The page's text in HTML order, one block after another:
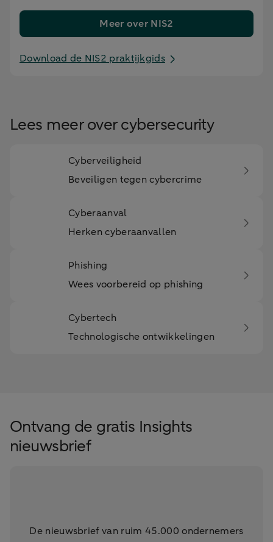
Meer over NIS2
Download de NIS2 praktijkgids
Lees meer over cybersecurity
Cyberveiligheid
Beveiligen tegen cybercrime
Cyberaanval
Herken cyberaanvallen
Phishing
Wees voorbereid op phishing
Cybertech
Technologische ontwikkelingen
Ontvang de gratis Insights
nieuwsbrief
De nieuwsbrief van ruim 45.000 ondernemers